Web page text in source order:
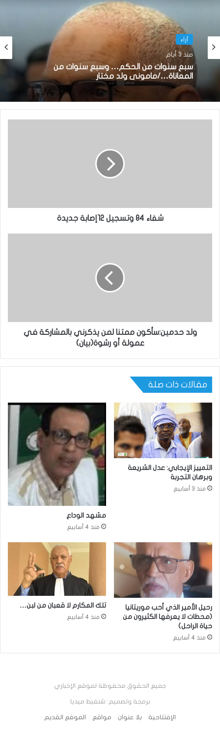
آراء
منذ 3 أيام
سبع سنوات من الحكم… وسبع سنوات من
المعاناة…/مامونى ولد مختار
شفاء 84 وتسجيل 12إصابة جديدة
ولد حدمين:سأكون ممتنا لمن يذكرني بالمشاركة في
عمولة أو رشوة(بيان)
مقالات ذات صلة
التمييز الإيجابي: عدل الشريعة
وبرهان التجربة
منذ 3 أسابيع
مشهد الوداع
منذ 4 أسابيع
رحيل الأمير الذي أحب موريتانيا
(محطات لا يعرفها الكثيرون من
حياة الراحل)
منذ 4 أسابيع
تلك المكارم لا قعبان من لبن…
منذ 4 أسابيع
جميع الحقوق محفوظة لموقع الإخباري
برمجة وتصميم: شنقيط ميديا
الإفتتاحية بلا عنوان مواقع الموقع القديم